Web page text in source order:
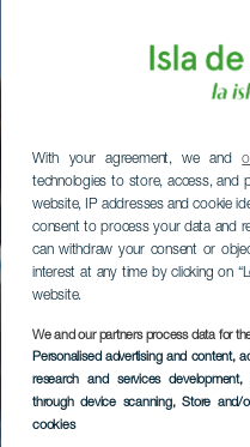
With your agreement, we and
technologies to store, access, and
website, IP addresses and cookie
consent to process your data and
can withdraw your consent or
interest at any time by clicking on
website.
We and our partners process data for
Personalised advertising and content,
research and services development,
through device scanning, Store and/
cookies